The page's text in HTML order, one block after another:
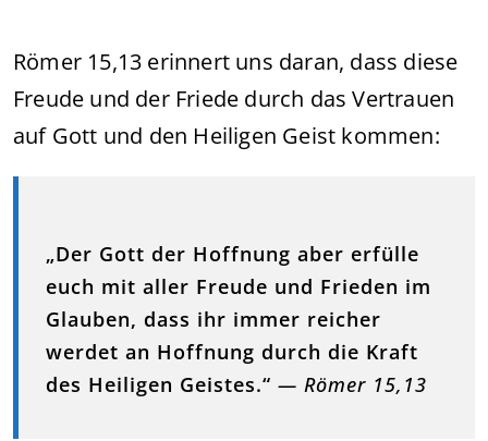
Römer 15,13 erinnert uns daran, dass diese
Freude und der Friede durch das Vertrauen
auf Gott und den Heiligen Geist kommen:
„Der Gott der Hoffnung aber erfülle
euch mit aller Freude und Frieden im
Glauben, dass ihr immer reicher
werdet an Hoffnung durch die Kraft
des Heiligen Geistes.“ — Römer 15,13